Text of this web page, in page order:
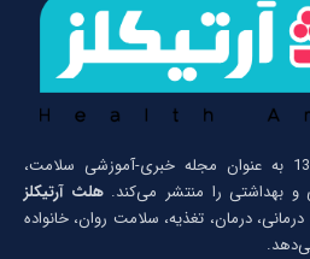
از سال 1396 به عنوان مجله خبری-آموزشی سلامت،
و بهداشتی را منتشر می‌کند.هلث آرتیکلز
درمان، تغذیه، سلامت روان، خانواده